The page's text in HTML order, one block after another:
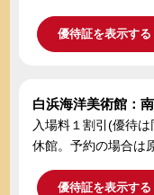
優待証を表示する
白浜海洋美術館：
入場料１割引(優待
休館。予約の場合は
優待証を表示する